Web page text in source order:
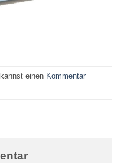
einen Kommentar